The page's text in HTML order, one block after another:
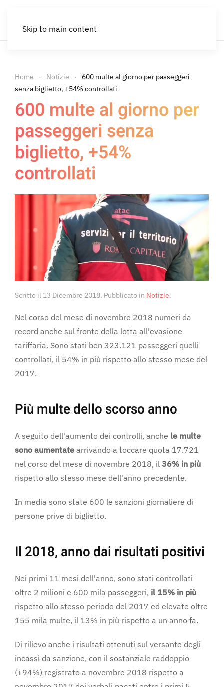
Skip to main content
Home Notizie
600 multe al giorno per passeggeri
senza biglietto, +54% controllati
600 multe al giorno per
passeggeri senza
biglietto, +54%
controllati
Scritto il 13 Dicembre 2018. Pubblicato in Notizie.
Nel corso del mese di novembre 2018 numeri da
record anche sul fronte della lotta all'evasione
tariffaria. Sono stati ben 323.121 passeggeri quelli
controllati, il 54% in più rispetto allo stesso mese del
2017.
Più multe dello scorso anno
A seguito dell'aumento dei controlli, anche le multe
sono aumentate arrivando a toccare quota 17.721
nel corso del mese di novembre 2018, il 36% in più
rispetto allo stesso mese dell'anno precedente.
In media sono state 600 le sanzioni giornaliere di
persone prive di biglietto.
Il 2018, anno dai risultati positivi
Nei primi 11 mesi dell'anno, sono stati controllati
oltre 2 milioni e 600 mila passeggeri, il 15% in più
rispetto allo stesso periodo del 2017 ed elevate oltre
155 mila multe, il 13% in più rispetto a un anno fa.
Di rilievo anche i risultati ottenuti sul versante degli
incassi da sanzione, con il sostanziale raddoppio
(+94%) registrato a novembre 2018 rispetto a